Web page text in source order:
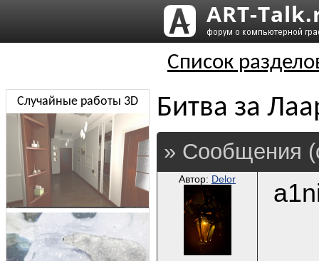
Список
Битва за
» Сообщения
Автор: Delor
Случайные работы 3D